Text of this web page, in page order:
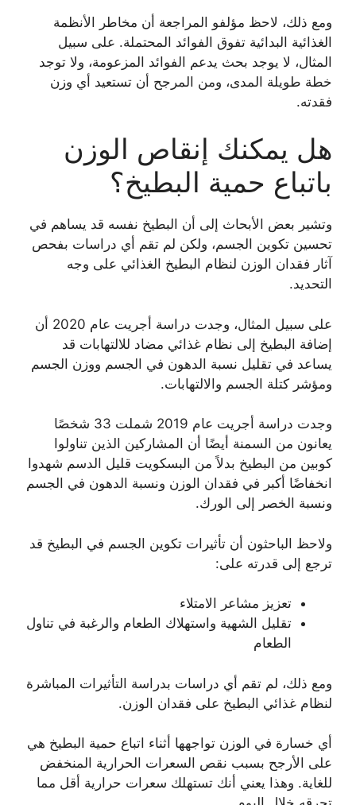
ومع ذلك، لاحظ مؤلفو المراجعة أن مخاطر الأنظمة
الغذائية البدائية تفوق الفوائد المحتملة. على سبيل
المثال، لا يوجد بحث يدعم الفوائد المزعومة، ولا توجد
خطة طويلة المدى، ومن المرجح أن تستعيد أي وزن
فقدته.
هل يمكنك إنقاص الوزن
باتباع حمية البطيخ؟
وتشير بعض الأبحاث إلى أن البطيخ نفسه قد يساهم في
تحسين تكوين الجسم، ولكن لم تقم أي دراسات بفحص
آثار فقدان الوزن لنظام البطيخ الغذائي على وجه
التحديد.
على سبيل المثال، وجدت دراسة أجريت عام 2020 أن
إضافة البطيخ إلى نظام غذائي مضاد للالتهابات قد
يساعد في تقليل نسبة الدهون في الجسم ووزن الجسم
ومؤشر كتلة الجسم والالتهابات.
وجدت دراسة أجريت عام 2019 شملت 33 شخصًا
يعانون من السمنة أيضًا أن المشاركين الذين تناولوا
كوبين من البطيخ بدلاً من البسكويت قليل الدسم شهدوا
انخفاضًا أكبر في فقدان الوزن ونسبة الدهون في الجسم
ونسبة الخصر إلى الورك.
ولاحظ الباحثون أن تأثيرات تكوين الجسم في البطيخ قد
ترجع إلى قدرته على:
تعزيز مشاعر الامتلاء
تقليل الشهية واستهلاك الطعام والرغبة في تناول
الطعام
ومع ذلك، لم تقم أي دراسات بدراسة التأثيرات المباشرة
لنظام غذائي البطيخ على فقدان الوزن.
أي خسارة في الوزن تواجهها أثناء اتباع حمية البطيخ هي
على الأرجح بسبب نقص السعرات الحرارية المنخفض
للغاية. وهذا يعني أنك تستهلك سعرات حرارية أقل مما